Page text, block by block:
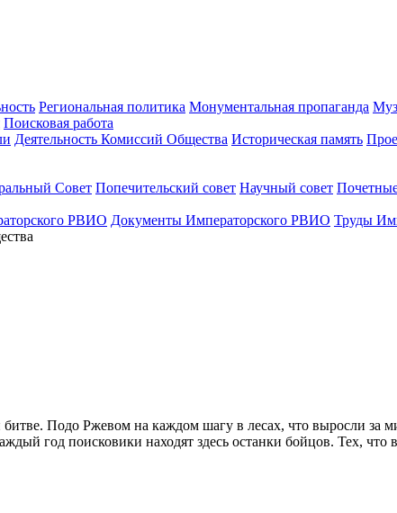
Региональная политика Монументальная пропаганда
Поисковая работа
Деятельность Комиссий Общества Историческая память
Совет Попечительский совет Научный совет
РВИО Документы Императорского РВИО Труды
Подо Ржевом на каждом шагу в лесах, что выросли за
год поисковики находят здесь останки бойцов. Тех,